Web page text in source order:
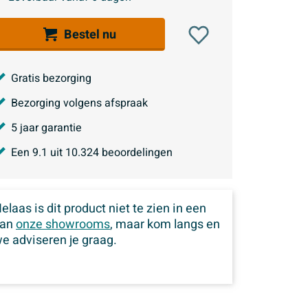
Bestel nu
Gratis bezorging
Bezorging volgens afspraak
5 jaar garantie
Een 9.1 uit 10.324 beoordelingen
is dit product niet te zien in een
onze showrooms, maar kom langs en
adviseren je graag.